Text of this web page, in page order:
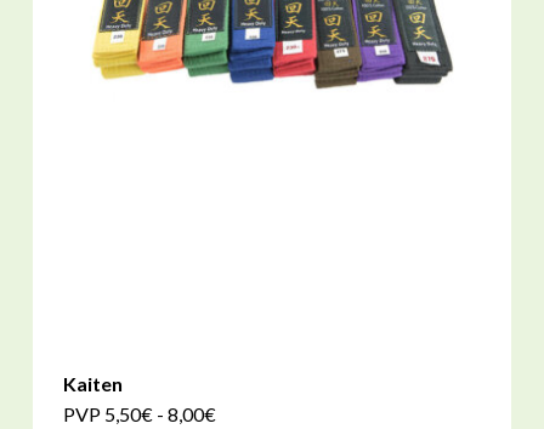
Kaiten
PVP 5,50€ - 8,00€Fascia
Questo